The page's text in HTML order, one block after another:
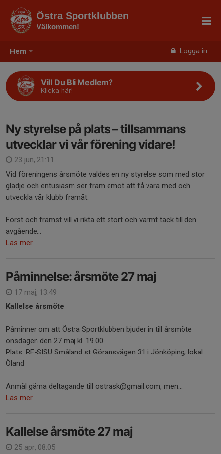
Hem Logga in
Östra Sportklubben
Välkommen!
Vill Du Bli Medlem?
Klicka här!
Ny styrelse på plats – tillsammans
utvecklar vi vår förening vidare!
23 jun, 21:11
Vid föreningens årsmöte valdes en ny styrelse som med stor
glädje och entusiasm ser fram emot att få vara med och
utveckla vår klubb framåt.
Först och främst vill vi rikta ett stort och varmt tack till den
avgående...
Läs mer
Påminnelse: årsmöte 27 maj
17 maj, 13:49
Kallelse årsmöte
Påminner om att Östra Sportklubben bjuder in till årsmöte
onsdagen den 27 maj kl. 19.00
Plats: RF-SISU Småland st Göransvägen 31 i Jönköping, lokal
Öland
Anmäl gärna deltagande till ostrask@gmail.com, men...
Läs mer
Kallelse årsmöte 27 maj
25 apr, 08:05